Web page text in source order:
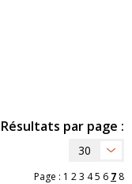
Résultats par page :
30
Page : 1 23 45 6 7 8